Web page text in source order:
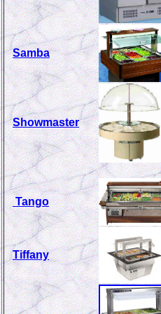
Samba
Showmaster
Tango
Tiffany